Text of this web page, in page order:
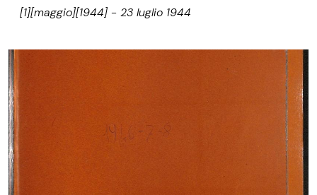
[1][maggio][1944] - 23 luglio 1944